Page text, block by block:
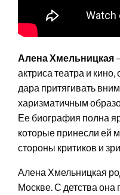
Алена Хмельницкая
актриса театра и
дара притягивать
харизматичным
Ее биография полна
которые принесли ей
стороны критиков и
Алена Хмельницкая
Москве. С детства она